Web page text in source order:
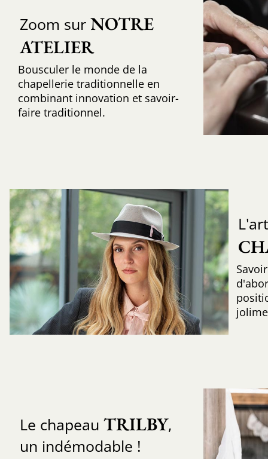
Zoom sur NOTRE
ATELIER
Bousculer le monde de la
chapellerie traditionnelle en
combinant innovation et savoir-
faire traditionnel.
Le chapeau TRILBY,
un indémodable !